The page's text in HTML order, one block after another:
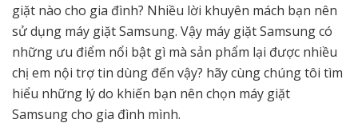
giặt nào cho gia đình? Nhiều lời khuyên mách bạn nên
sử dụng máy giặt Samsung. Vậy máy giặt Samsung có
những ưu điểm nổi bật gì mà sản phẩm lại được nhiều
chị em nội trợ tin dùng đến vậy? hãy cùng chúng tôi tìm
hiểu những lý do khiến bạn nên chọn máy giặt
Samsung cho gia đình mình.